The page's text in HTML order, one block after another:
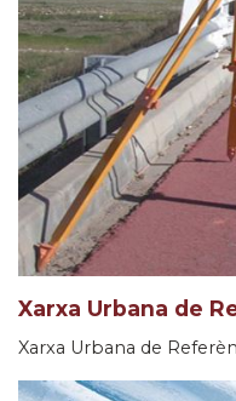
Xarxa Urbana de
Xarxa Urbana de